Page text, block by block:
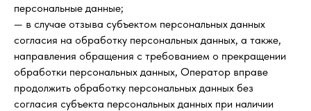
персональные данные;
— в случае отзыва субъектом персональных данных
согласия на обработку персональных данных, а также,
направления обращения с требованием о прекращении
обработки персональных данных, Оператор вправе
продолжить обработку персональных данных без
согласия субъекта персональных данных при наличии